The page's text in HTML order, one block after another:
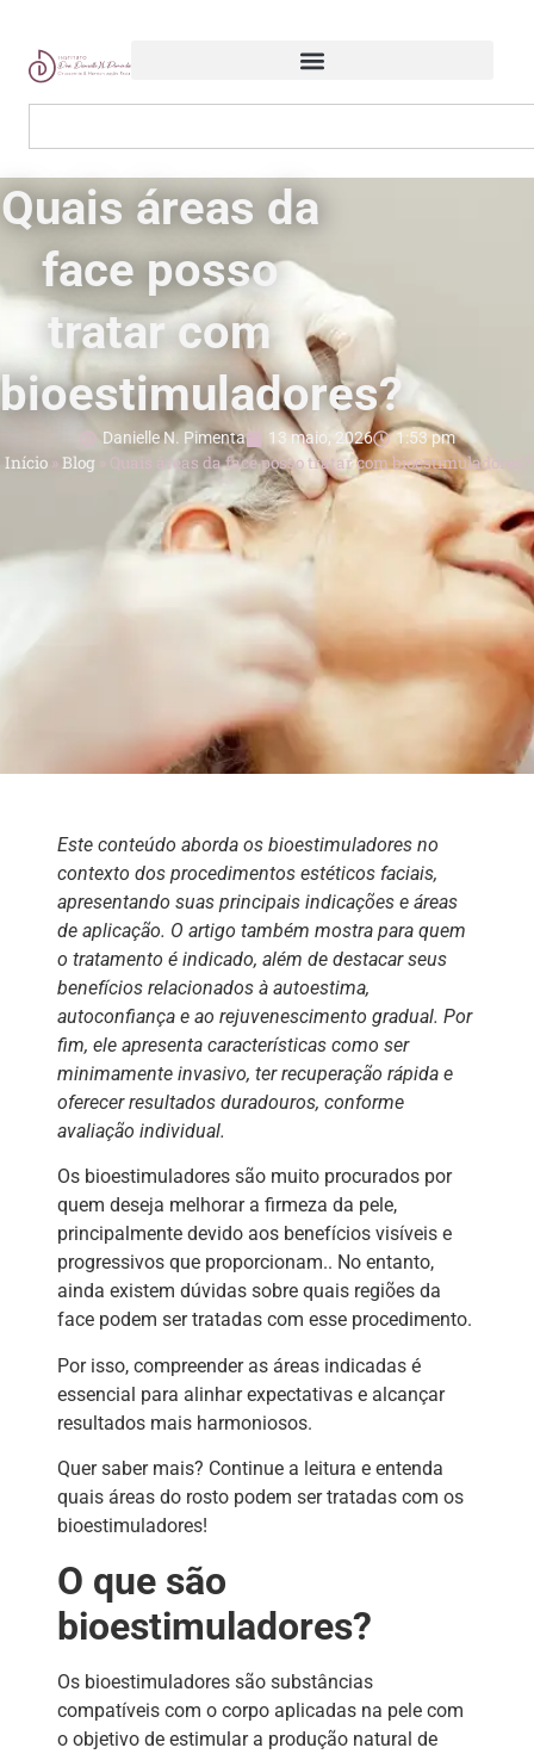
Quais áreas da
face posso
tratar com
bioestimuladores?
Danielle N. Pimenta 13 maio, 2026 1:53 pm
Início»Blog» Quais áreas da face posso tratar com bioestimuladores?
Este conteúdo aborda os bioestimuladores no
contexto dos procedimentos estéticos faciais,
apresentando suas principais indicações e áreas
de aplicação. O artigo também mostra para quem
o tratamento é indicado, além de destacar seus
benefícios relacionados à autoestima,
autoconfiança e ao rejuvenescimento gradual. Por
fim, ele apresenta características como ser
minimamente invasivo, ter recuperação rápida e
oferecer resultados duradouros, conforme
avaliação individual.
Os bioestimuladores são muito procurados por
quem deseja melhorar a firmeza da pele,
principalmente devido aos benefícios visíveis e
progressivos que proporcionam.. No entanto,
ainda existem dúvidas sobre quais regiões da
face podem ser tratadas com esse procedimento.
Por isso, compreender as áreas indicadas é
essencial para alinhar expectativas e alcançar
resultados mais harmoniosos.
Quer saber mais? Continue a leitura e entenda
quais áreas do rosto podem ser tratadas com os
bioestimuladores!
O que são
bioestimuladores?
Os bioestimuladores são substâncias
compatíveis com o corpo aplicadas na pele com
o objetivo de estimular a produção natural de